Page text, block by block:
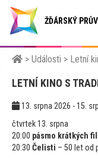
ŽĎÁRSKÝ
> Události > Letní
LETNÍ KINO S
13. srpna 2026 - 15.
čtvrtek 13. srpna
20:00 pásmo krátkých
20:30 Čelisti – 50 let od